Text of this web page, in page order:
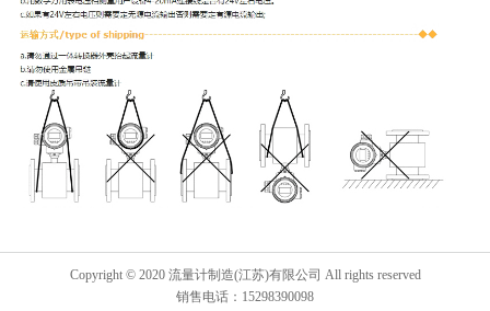
Copyright © 2020 流量计制造(江苏)有限公司 All rights reserved
销售电话：15298390098